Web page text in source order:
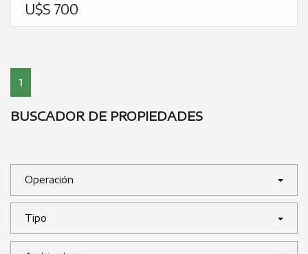
U$S 700
1
BUSCADOR DE PROPIEDADES
Operación
Tipo